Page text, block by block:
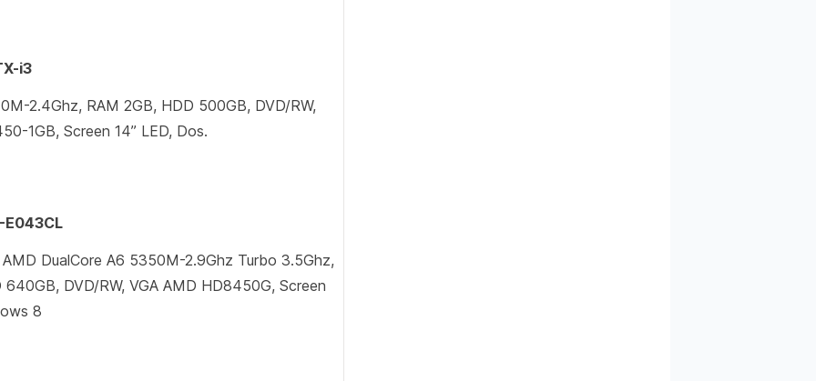
i3
2.4Ghz, RAM 2GB, HDD 500GB, DVD/RW,
1GB, Screen 14” LED, Dos.
E043CL
DualCore A6 5350M-2.9Ghz Turbo 3.5Ghz,
DVD/RW, VGA AMD HD8450G, Screen
8